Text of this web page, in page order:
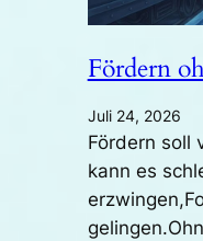
Fördern
Juli 24, 2026
Fördern soll
kann es